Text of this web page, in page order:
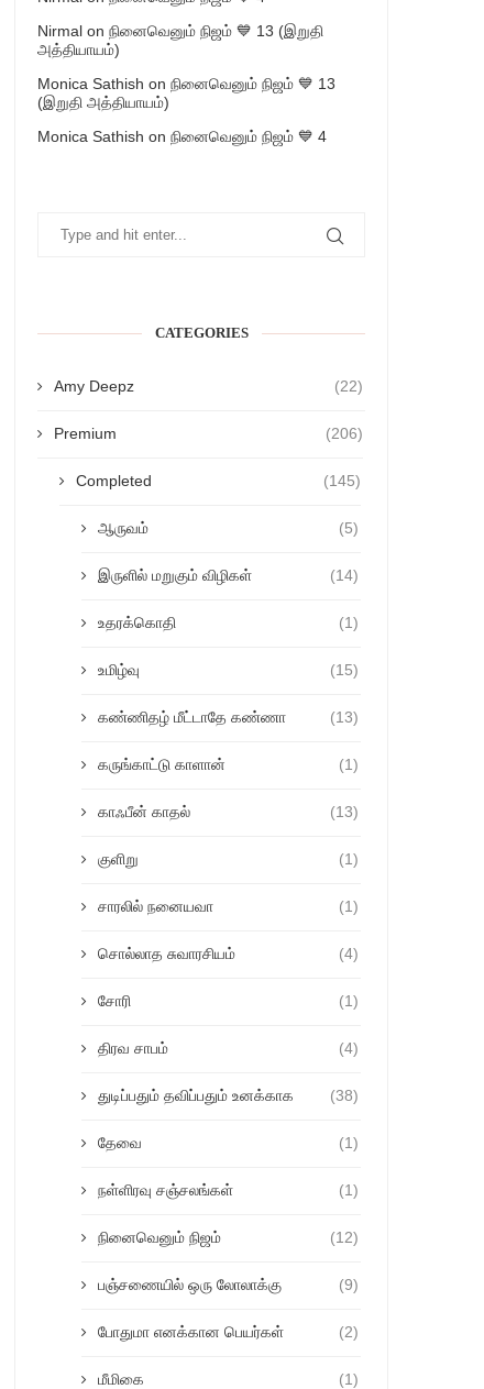
Nirmal on நினைவெனும் நிஜம் 💙 13 (இறுதி
அத்தியாயம்)
Monica Sathish on நினைவெனும் நிஜம் 💙 13
(இறுதி அத்தியாயம்)
Monica Sathish on நினைவெனும் நிஜம் 💙 4
CATEGORIES
Amy Deepz (22)
Premium (206)
Completed (145)
ஆருவம் (5)
இருளில் மறுகும் விழிகள் (14)
உதரக்கொதி (1)
உமிழ்வு (15)
கண்ணிதழ் மீட்டாதே கண்ணா (13)
கருங்காட்டு காளான் (1)
காஃபீன் காதல் (13)
குளிறு (1)
சாரலில் நனையவா (1)
சொல்லாத சுவாரசியம் (4)
சோரி (1)
திரவ சாபம் (4)
துடிப்பதும் தவிப்பதும் உனக்காக (38)
தேவை (1)
நள்ளிரவு சஞ்சலங்கள் (1)
நினைவெனும் நிஜம் (12)
பஞ்சணையில் ஒரு லோலாக்கு (9)
போதுமா எனக்கான பெயர்கள் (2)
மீமிகை (1)